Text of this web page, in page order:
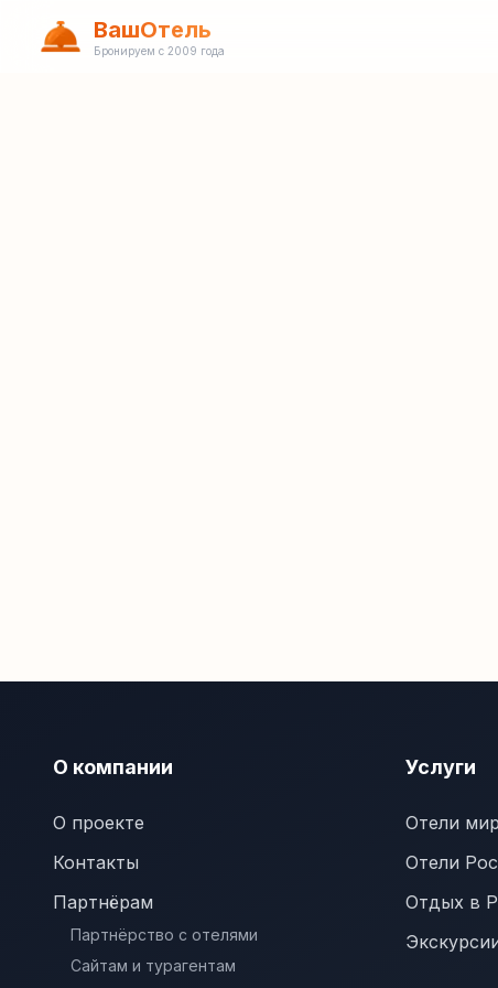
ВашОтель
Бронируем с 2009 года
О компании
О проекте
Контакты
Партнёрам
Партнёрство с отелями
Сайтам и турагентам
Услуги
Отели
Отели
Отдых в